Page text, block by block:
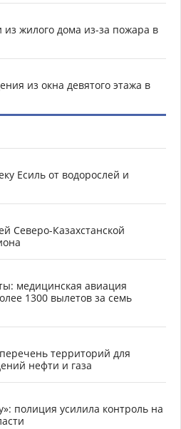
из жилого дома из-за пожара в
из окна девятого этажа в
Есиль от водорослей и
Северо-Казахстанской
медицинская авиация
1300 вылетов за семь
территорий для
нефти и газа
полиция усилила контроль на